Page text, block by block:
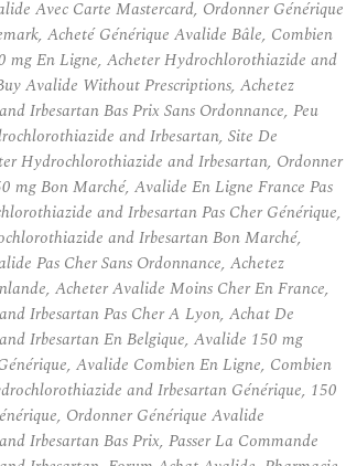
Avec Carte Mastercard, Ordonner Générique
Acheté Générique Avalide Bâle, Combien
mg En Ligne, Acheter Hydrochlorothiazide and
Avalide Without Prescriptions, Achetez
Irbesartan Bas Prix Sans Ordonnance, Peu
and Irbesartan, Site De
Hydrochlorothiazide and Irbesartan, Ordonner
mg Bon Marché, Avalide En Ligne France Pas
and Irbesartan Pas Cher Générique,
and Irbesartan Bon Marché,
Pas Cher Sans Ordonnance, Achetez
Acheter Avalide Moins Cher En France,
Irbesartan Pas Cher A Lyon, Achat De
Irbesartan En Belgique, Avalide 150 mg
Avalide Combien En Ligne, Combien
and Irbesartan Générique, 150
Ordonner Générique Avalide
Irbesartan Bas Prix, Passer La Commande